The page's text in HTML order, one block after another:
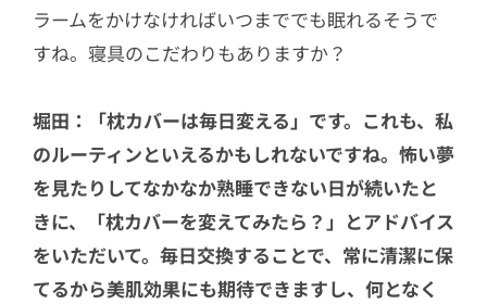
ラームをかけなければいつまででも眠れるそうで
すね。寝具のこだわりもありますか？
堀田：「枕カバーは毎日変える」です。これも、私
のルーティンといえるかもしれないですね。怖い夢
を見たりしてなかなか熟睡できない日が続いたと
きに、「枕カバーを変えてみたら？」とアドバイス
をいただいて。毎日交換することで、常に清潔に保
てるから美肌効果にも期待できますし、何となく